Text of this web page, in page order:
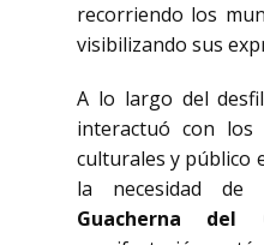
recorriendo los
visibilizando sus
A lo largo del
interactuó con los
culturales y público
la necesidad de
Guacherna del